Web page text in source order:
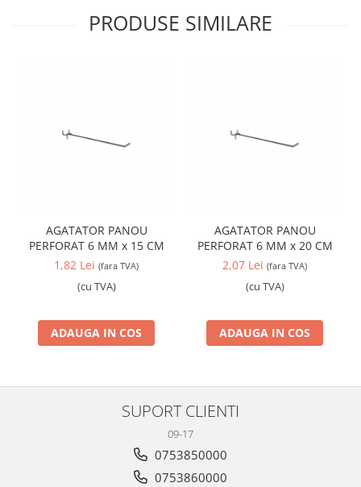
PRODUSE SIMILARE
AGATATOR PANOU
PERFORAT 6 MM x 15 CM
1,82 Lei (fara TVA)
(cu TVA)
ADAUGA IN COS
AGATATOR PANOU
PERFORAT 6 MM x 20 CM
2,07 Lei (fara TVA)
(cu TVA)
ADAUGA IN COS
SUPORT CLIENTI
09-17
0753850000
0753860000